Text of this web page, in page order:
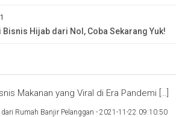
Bisnis Hijab dari Nol, Coba Sekarang Yuk!
Makanan yang Viral di Era Pandemi […]
Rumah Banjir Pelanggan - 2021-11-22 09:10:50